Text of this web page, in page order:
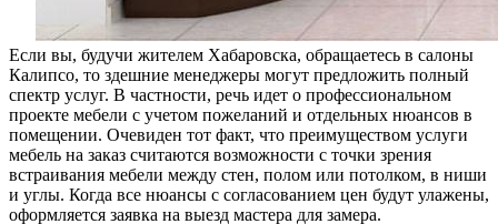
Если вы, будучи жителем Хабаровска, обращаетесь в салоны
Калипсо, то здешние менеджеры могут предложить полный
спектр услуг. В частности, речь идет о профессиональном
проекте мебели с учетом пожеланий и отдельных нюансов в
помещении. Очевиден тот факт, что преимуществом услуги
мебель на заказ считаются возможности с точки зрения
встраивания мебели между стен, полом или потолком, в ниши
и углы. Когда все нюансы с согласованием цен будут улажены,
оформляется заявка на выезд мастера для замера.